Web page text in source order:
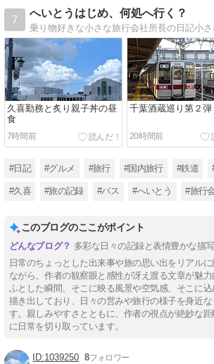
7
へいとうはじめ、何処へ行く？
久喜勤務と炙り親子丼の昼
食
7時間前
千葉酒蔵巡り第２弾
20時間前
#日記 #グルメ #旅行 #国内旅行 #鉄道
#久喜 #旅の記録 #バス #へいとう #旅行
このブログのここがポイント
多彩な日々の記録と表情豊かな描写
日常のちょっとした出来事や旅の思い出をリアル
ながら、作者の観察眼と感性が冴え渡る文章が魅
ふとした瞬間、そこに映る風景や空気感、そこに
描き出しており、日々の営みや旅行の様子を身近
す。親しみやすさとともに、作者の視点が絶妙な
に日常を切り取っています。
1039250 8